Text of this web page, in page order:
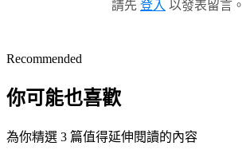
請先 登入 以發表留言。
Recommended
你可能也喜歡
為你精選 3 篇值得延伸閱讀的內容